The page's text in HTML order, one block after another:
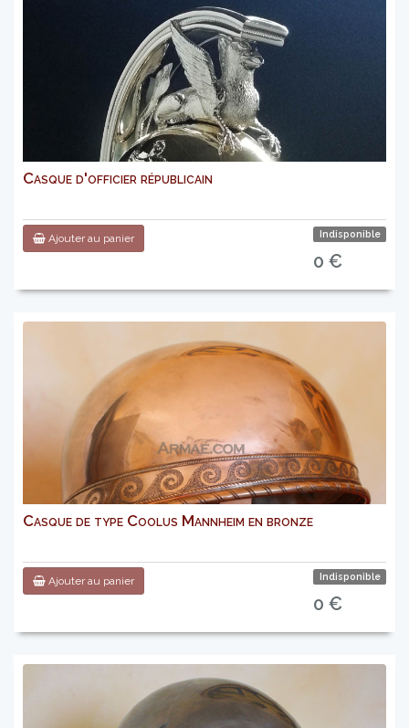
Casque d'officier républicain
Ajouter au panier Indisponible
0 €
Casque de type Coolus Mannheim en bronze
Ajouter au panier Indisponible
0 €